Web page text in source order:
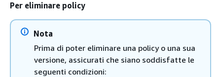
Per eliminare policy
Nota
Prima di poter eliminare una policy o una sua
versione, assicurati che siano soddisfatte le
seguenti condizioni: